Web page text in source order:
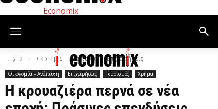
Economix
Αρχική Οικονομία – Ανάπτυξη Επιχειρήσεις
Οικονομία – Ανάπτυξη Επιχειρήσεις Τουρισμός Χρήμα
Η κρουαζιέρα περνά σε νέα